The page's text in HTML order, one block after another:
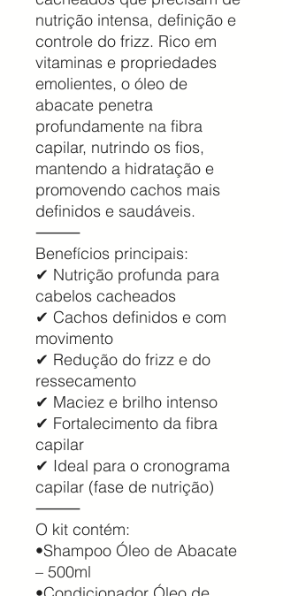
nutrição intensa, definição e
controle do frizz. Rico em
vitaminas e propriedades
emolientes, o óleo de
abacate penetra
profundamente na fibra
capilar, nutrindo os fios,
mantendo a hidratação e
promovendo cachos mais
definidos e saudáveis.
⸻
Benefícios principais:
✔ Nutrição profunda para
cabelos cacheados
✔ Cachos definidos e com
movimento
✔ Redução do frizz e do
ressecamento
✔ Maciez e brilho intenso
✔ Fortalecimento da fibra
capilar
✔ Ideal para o cronograma
capilar (fase de nutrição)
⸻
O kit contém:
•Shampoo Óleo de Abacate
– 500ml